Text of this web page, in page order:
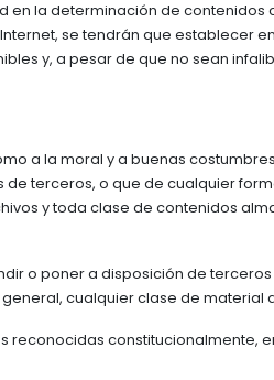
en la determinación de
se tendrán que establecer
y, a pesar de que no sean
a la moral y a buenas
terceros, o que de cualquier
y toda clase de contenidos
o poner a disposición de
cualquier clase de material
constitucionalmente,